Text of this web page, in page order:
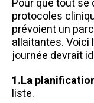
Pour que tout
protocoles
prévoient un
allaitantes. Voici
journée devrait
1.La
liste.